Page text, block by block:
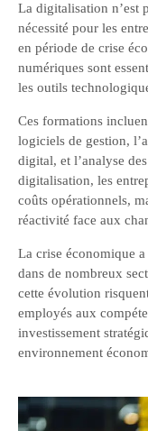
La digitalisation n’est
nécessité pour les
en période de crise
numériques sont
les outils
Ces formations
logiciels de gestion,
digital, et l’analyse
digitalisation, les
coûts opérationnels,
réactivité face aux
La crise économique
dans de nombreux
cette évolution
employés aux
investissement
environnement